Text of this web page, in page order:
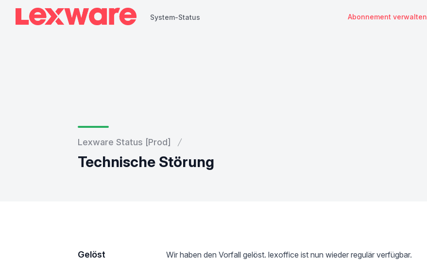
System-Status Abonnement verwalten
Lexware Status [Prod]
Technische Störung
Gelöst
Wir haben den Vorfall gelöst. lexoffice ist nun wieder regulär verfügbar.